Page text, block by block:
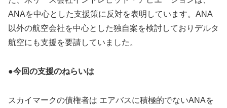
ANAを中心とした支援策に反対を表明しています。ANA
以外の航空会社を中心とした独自案を検討しておりデルタ
航空にも支援を要請していました。
●今回の支援のねらいは
スカイマークの債権者は エアバスに積極的でないANAを